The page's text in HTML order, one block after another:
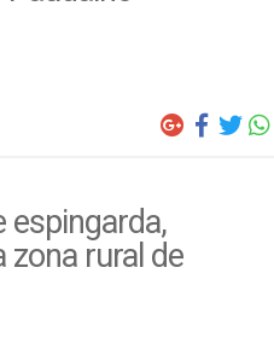
espingarda,
zona rural de